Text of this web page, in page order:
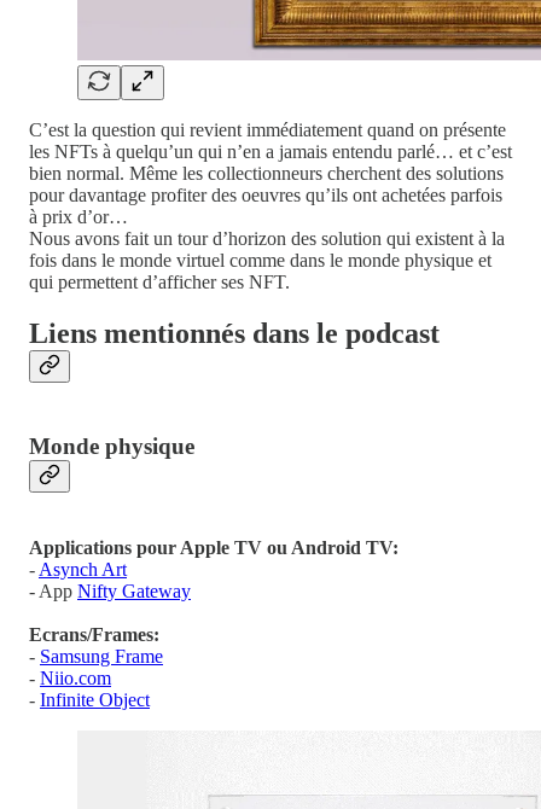
C’est la question qui revient immédiatement quand on présente
les NFTs à quelqu’un qui n’en a jamais entendu parlé… et c’est
bien normal. Même les collectionneurs cherchent des solutions
pour davantage profiter des oeuvres qu’ils ont achetées parfois
à prix d’or…
Nous avons fait un tour d’horizon des solution qui existent à la
fois dans le monde virtuel comme dans le monde physique et
qui permettent d’afficher ses NFT.
Liens mentionnés dans le podcast
Monde physique
Applications pour Apple TV ou Android TV:
- Asynch Art
- App Nifty Gateway
Ecrans/Frames:
- Samsung Frame
- Niio.com
- Infinite Object